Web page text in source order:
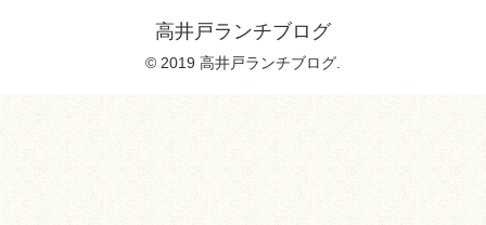
高井戸ランチブログ
© 2019 高井戸ランチブログ.